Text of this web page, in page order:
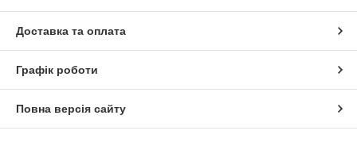
Доставка та оплата
Графік роботи
Повна версія сайту